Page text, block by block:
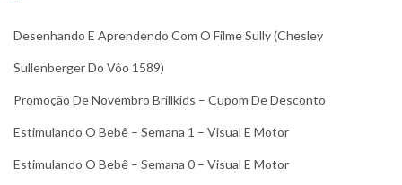
Desenhando E Aprendendo Com O Filme Sully (Chesley
Sullenberger Do Vôo 1589)
Promoção De Novembro Brillkids – Cupom De Desconto
Estimulando O Bebê – Semana 1 – Visual E Motor
Estimulando O Bebê – Semana 0 – Visual E Motor